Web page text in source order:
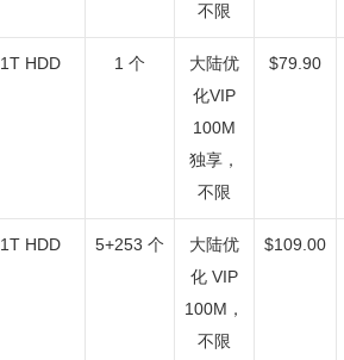
不限
1T HDD 1 个
大陆优
化VIP
100M
独享，
不限
$79.90
1T HDD 5+253 个
大陆优
化 VIP
100M，
不限
$109.00